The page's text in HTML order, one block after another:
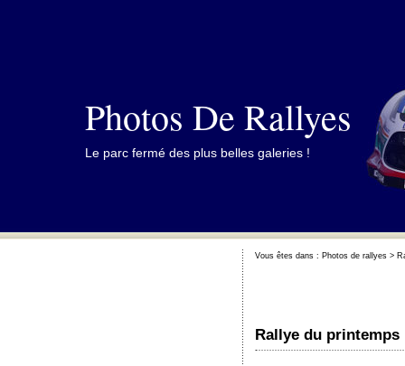
Photos De Rallyes
Le parc fermé des plus belles galeries !
Vous êtes dans : Photos de rallyes >
Rallye du printemps